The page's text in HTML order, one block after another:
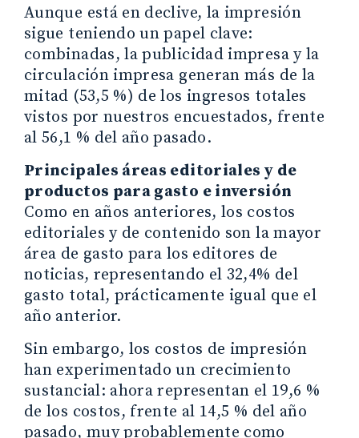
Aunque está en declive, la impresión
sigue teniendo un papel clave:
combinadas, la publicidad impresa y la
circulación impresa generan más de la
mitad (53,5 %) de los ingresos totales
vistos por nuestros encuestados, frente
al 56,1 % del año pasado.
Principales áreas editoriales y de
productos para gasto e inversión
Como en años anteriores, los costos
editoriales y de contenido son la mayor
área de gasto para los editores de
noticias, representando el 32,4% del
gasto total, prácticamente igual que el
año anterior.
Sin embargo, los costos de impresión
han experimentado un crecimiento
sustancial: ahora representan el 19,6 %
de los costos, frente al 14,5 % del año
pasado, muy probablemente como